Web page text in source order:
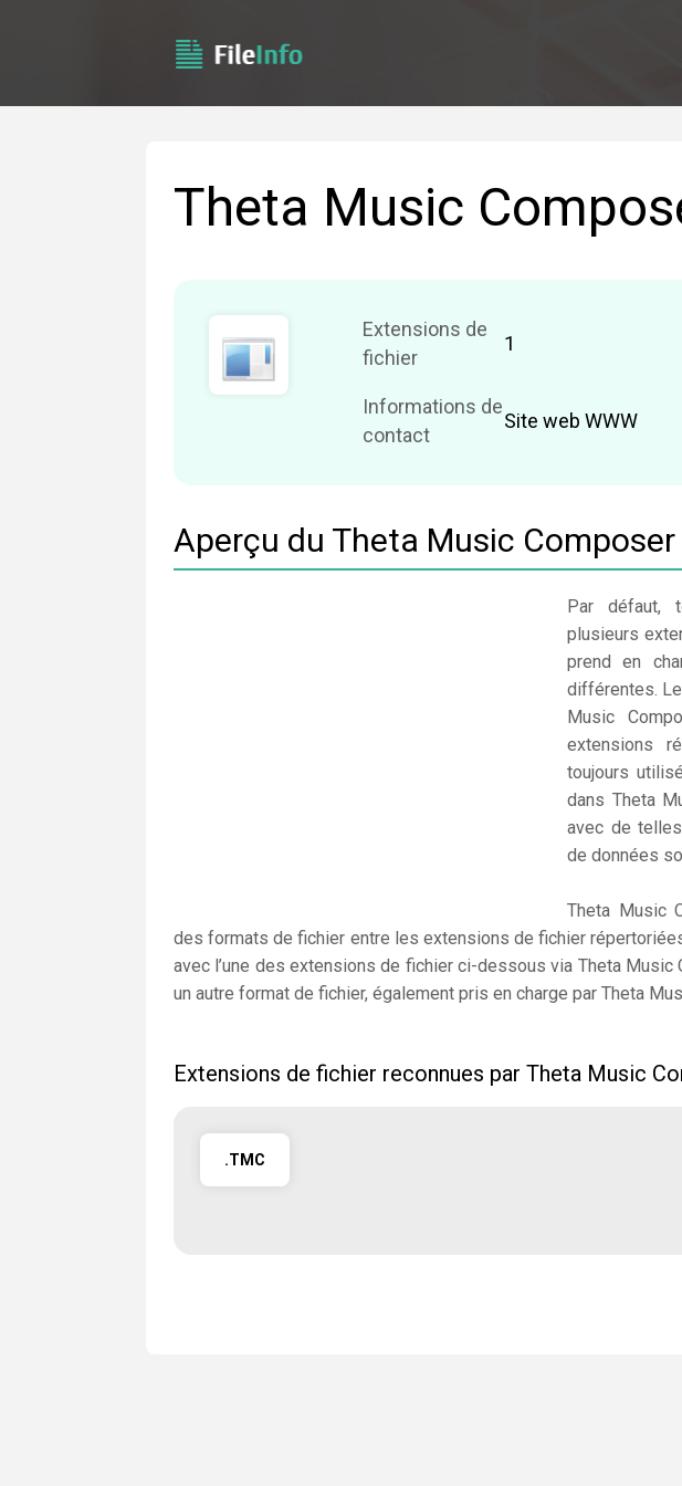
Theta Music
Extensions de
fichier
1
Informations de
contact
Site web WWW
Aperçu du Theta Music Composer
Par défaut,
plusieurs
prend en
différentes.
Music
extensions
toujours
dans Theta
avec de
de données
Theta Music
des formats de fichier entre les extensions de fichier
avec l’une des extensions de fichier ci-dessous via Theta
un autre format de fichier, également pris en charge par Theta
Extensions de fichier reconnues par Theta Music
.TMC